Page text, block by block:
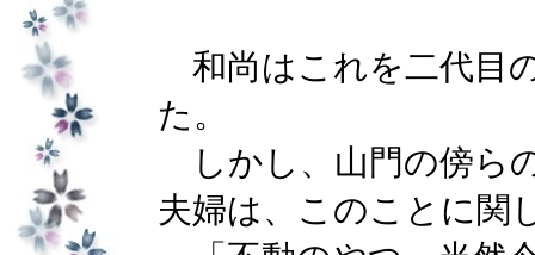
和尚はこれを二代目
た。
しかし、山門の傍ら
夫婦は、このことに関